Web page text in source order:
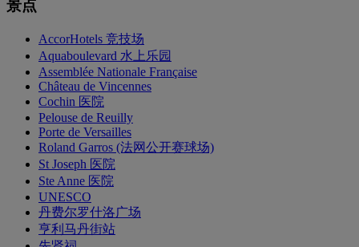
景点
AccorHotels 竞技场
Aquaboulevard 水上乐园
Assemblée Nationale Française
Château de Vincennes
Cochin 医院
Pelouse de Reuilly
Porte de Versailles
Roland Garros (法网公开赛球场)
St Joseph 医院
Ste Anne 医院
UNESCO
丹费尔罗什洛广场
亨利马丹街站